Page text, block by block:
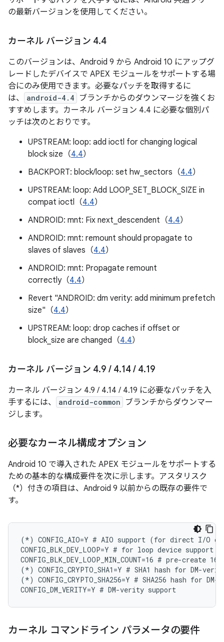
の最新バージョンを使用してください。
カーネル バージョン 4.4
このバージョンは、Android 9 から Android 10 にアップグ
レードしたデバイスで APEX モジュールをサポートする場
合にのみ使用できます。必要なパッチを取得するに
は、
android-4.4
ブランチからのダウンマージを強くお
すすめします。カーネル バージョン 4.4 に必要な個別パ
ッチは次のとおりです。
UPSTREAM: loop: add ioctl for changing logical
block size（4.4）
BACKPORT: block/loop: set hw_sectors（4.4）
UPSTREAM: loop: Add LOOP_SET_BLOCK_SIZE in
compat ioctl（4.4）
ANDROID: mnt: Fix next_descendent（4.4）
ANDROID: mnt: remount should propagate to
slaves of slaves（4.4）
ANDROID: mnt: Propagate remount
correctly（4.4）
Revert "ANDROID: dm verity: add minimum prefetch
size"（4.4）
UPSTREAM: loop: drop caches if offset or
block_size are changed（4.4）
カーネル バージョン 4.9 / 4.14/ 4.19
カーネル バージョン 4.9 / 4.14 / 4.19 に必要なパッチを入
手するには、
android-common
ブランチからダウンマー
ジします。
必要なカーネル構成オプション
Android 10 で導入された APEX モジュールをサポートする
ための基本的な構成要件を次に示します。アスタリスク
（*）付きの項目は、Android 9 以前からの既存の要件で
す。
(*) CONFIG_AIO=Y # AIO support (for direct I/O
CONFIG_BLK_DEV_LOOP=Y # for loop device support
CONFIG_BLK_DEV_LOOP_MIN_COUNT=16 # pre-create
(*) CONFIG_CRYPTO_SHA1=Y # SHA1 hash for DM-
(*) CONFIG_CRYPTO_SHA256=Y # SHA256 hash for
カーネル コマンドライン パラメータの要件